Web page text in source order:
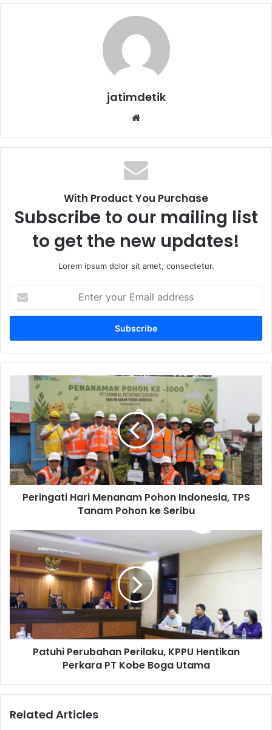
jatimdetik
te
With Product You Purchase
Subscribe to our mailing list
to get the new updates!
Lorem ipsum dolor sit amet, consectetur.
t
r
y
E
m
a
a
d
s
s
r
i
n
t
i
i
M
n
a
n
a
m
P
n
n
Peringati Hari Menanam Pohon Indonesia, TPS
Tanam Pohon ke Seribu
P
a
u
h
i
P
e
r
n
Patuhi Perubahan Perilaku, KPPU Hentikan
Perkara PT Kobe Boga Utama
Related Articles